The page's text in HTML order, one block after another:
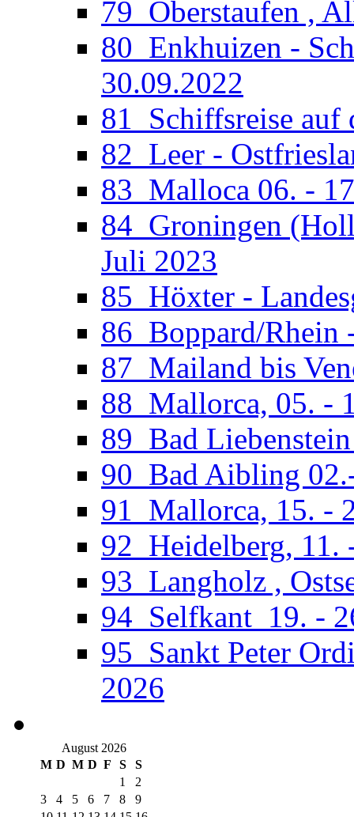
79_Oberstaufen ,
80_Enkhuizen -
30.09.2022
81_Schiffsreise auf
82_Leer -
83_Malloca 06. -
84_Groningen
Juli 2023
85_Höxter -
86_Boppard/Rhein
87_Mailand bis
88_Mallorca, 05. -
89_Bad
90_Bad Aibling
91_Mallorca, 15. -
92_Heidelberg, 11.
93_Langholz ,
94_Selfkant_19. -
95_Sankt Peter
2026
August 2026
M D M D F S
S
1
2
3
4 5 6 7 8
9